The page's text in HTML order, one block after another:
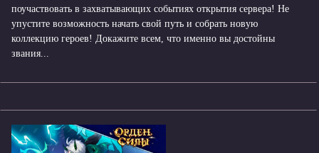
поучаствовать в захватывающих событиях открытия сервера! Не
упустите возможность начать свой путь и собрать новую
коллекцию героев! Докажите всем, что именно вы достойны
звания...